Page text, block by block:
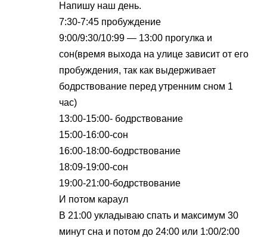
Напишу наш день.
7:30-7:45 пробуждение
9:00/9:30/10:99 — 13:00 прогулка и
сон(время выхода на улице зависит от его
пробуждения, так как выдерживает
бодрствование перед утренним сном 1
час)
13:00-15:00- бодрствование
15:00-16:00-сон
16:00-18:00-бодрствование
18:09-19:00-сон
19:00-21:00-бодрствование
И потом караул
В 21:00 укладываю спать и максимум 30
минут сна и потом до 24:00 или 1:00/2:00